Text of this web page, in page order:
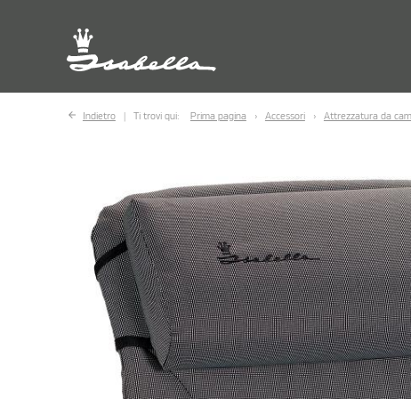
Indietro Ti trovi qui: Prima pagina Accessori Attrezzatura da